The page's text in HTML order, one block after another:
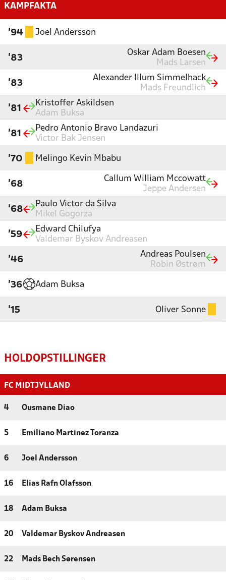
KAMPFAKTA
'94 Joel Andersson
'83
Oskar Adam Boesen
Mads Larsen
'83
Alexander Illum Simmelhack
Mads Freundlich
'81
Kristoffer Askildsen
Adam Buksa
'81
Pedro Antonio Bravo Landazuri
Victor Bak Jensen
'70 Melingo Kevin Mbabu
'68
Callum William Mccowatt
Jeppe Andersen
'68
Paulo Victor da Silva
Mikel Gogorza
'59
Edward Chilufya
Valdemar Byskov Andreasen
'46
Andreas Poulsen
Robin Østrøm
'36 Adam Buksa
'15 Oliver Sonne
HOLDOPSTILLINGER
FC MIDTJYLLAND
4 Ousmane Diao
5 Emiliano Martinez Toranza
6 Joel Andersson
16 Elias Rafn Olafsson
18 Adam Buksa
20 Valdemar Byskov Andreasen
22 Mads Bech Sørensen